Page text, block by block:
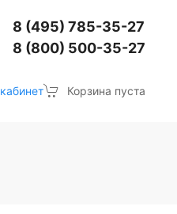
8 (495) 785-35-27
8 (800) 500-35-27
Корзина пуста